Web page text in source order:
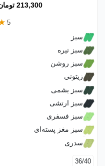
213,300 تومان
5
سبز
سبز تیره
سبز روشن
زیتونی
سبز یشمی
سبز ارتشی
سبز فسفری
سبز مغز پسته‌ای
سدری
36/40